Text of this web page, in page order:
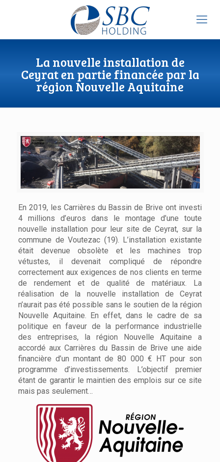
La nouvelle installation de
Ceyrat en partie financée par la
région Nouvelle Aquitaine
En 2019, les Carrières du Bassin de Brive ont investi
4 millions d’euros dans le montage d’une toute
nouvelle installation pour leur site de Ceyrat, sur la
commune de Voutezac (19). L’installation existante
était devenue obsolète et les machines trop
vétustes, il devenait compliqué de répondre
correctement aux exigences de nos clients en terme
de rendement et de qualité de matériaux. La
réalisation de la nouvelle installation de Ceyrat
n’aurait pas été possible sans le soutien de la région
Nouvelle Aquitaine. En effet, dans le cadre de sa
politique en faveur de la performance industrielle
des entreprises, la région Nouvelle Aquitaine a
accordé aux Carrières du Bassin de Brive une aide
financière d’un montant de 80 000 € HT pour son
programme d’investissements. L’objectif premier
étant de garantir le maintien des emplois sur ce site
mais pas seulement…